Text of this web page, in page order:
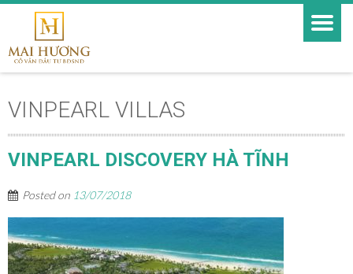
VINPEARL VILLAS
VINPEARL DISCOVERY HÀ TĨNH
Posted on 13/07/2018